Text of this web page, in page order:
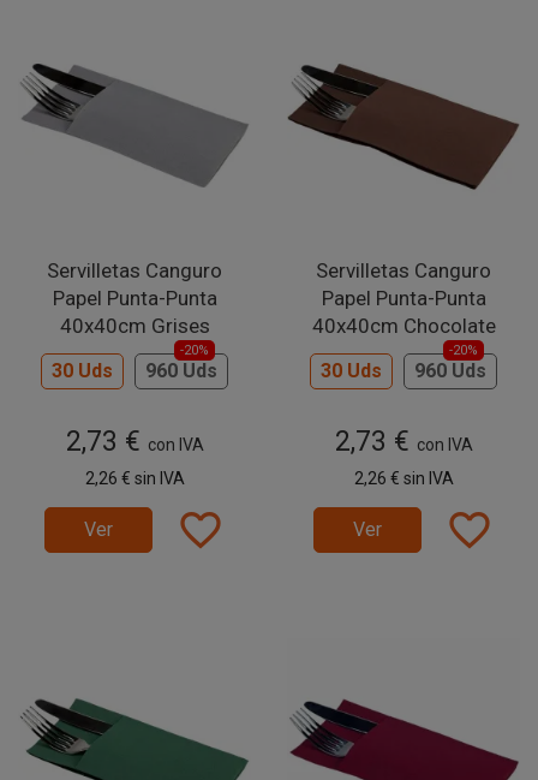
Servilletas Canguro
Papel Punta-Punta
40x40cm Grises
30 Uds 960 Uds
-20%
2,73 € con IVA
2,26 € sin IVA
Ver favorite_border
Servilletas Canguro
Papel Punta-Punta
40x40cm Chocolate
30 Uds 960 Uds
-20%
2,73 € con IVA
2,26 € sin IVA
Ver favorite_border